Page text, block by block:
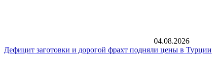
04.08.2026
Дефицит заготовки и дорогой фрахт подняли цены в Турции